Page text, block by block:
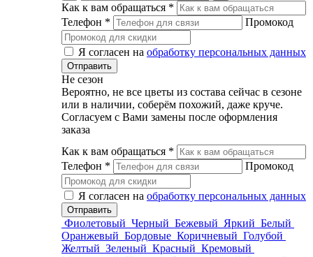
Как к вам обращаться *
Телефон * Промокод
Я согласен на обработку персональных данных
Не сезон
Вероятно, не все цветы из состава сейчас в сезоне
или в наличии, соберём похожий, даже круче.
Согласуем с Вами замены после оформления
заказа
Как к вам обращаться *
Телефон * Промокод
Я согласен на обработку персональных данных
Фиолетовый Черный Бежевый Яркий Белый
Оранжевый Бордовые Коричневый Голубой
Желтый Зеленый Красный Кремовый